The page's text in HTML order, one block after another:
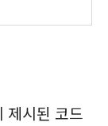
제시된 코드